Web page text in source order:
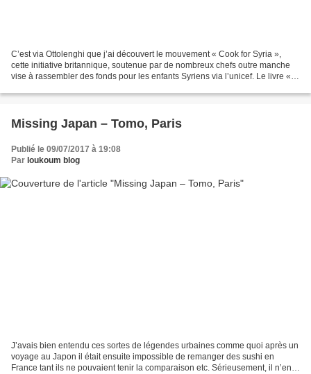
C’est via Ottolenghi que j’ai découvert le mouvement « Cook for Syria »,
cette initiative britannique, soutenue par de nombreux chefs outre manche
vise à rassembler des fonds pour les enfants Syriens via l’unicef. Le livre «
Missing Japan – Tomo, Paris
Publié le 09/07/2017 à 19:08
Par loukoum blog
J’avais bien entendu ces sortes de légendes urbaines comme quoi après un
voyage au Japon il était ensuite impossible de remanger des sushi en
France tant ils ne pouvaient tenir la comparaison etc. Sérieusement, il n’en